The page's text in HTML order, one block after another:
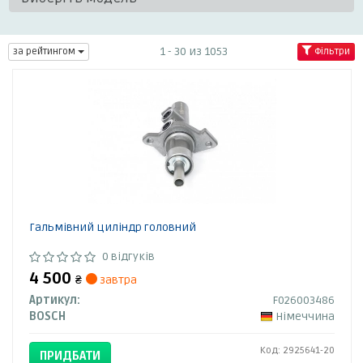
за рейтингом 1 - 30 из 1053 Фільтри
Гальмівний циліндр головний
0 відгуків
4 500 ₴
завтра
Артикул:
F026003486
BOSCH
Німеччина
ПРИДБАТИ Код: 2925641-20